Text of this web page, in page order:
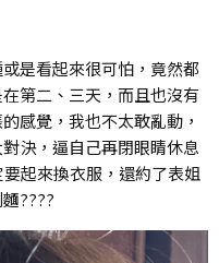
是看起來很可怕，竟然都
第二、三天，而且也沒有
感覺，我也不太敢亂動，
決，逼自己再閉眼睛休息
起來換衣服，還約了表姐
????